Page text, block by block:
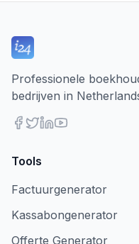
Professionele
bedrijven in
Tools
Factuurgenerator
Kassabongenerator
Offerte Generator